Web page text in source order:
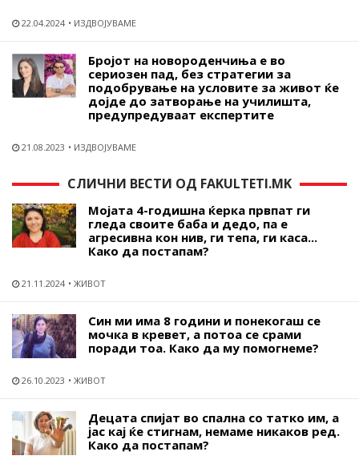
22.04.2024 ИЗДВОЈУВАМЕ
Бројот на новороденчиња е во
сериозен пад, без стратегии за
подобрување на условите за живот ќе
дојде до затворање на училишта,
предупредуваат експертите
21.08.2023 ИЗДВОЈУВАМЕ
СЛИЧНИ ВЕСТИ ОД FAKULTETI.MK
Мојата 4-годишна ќерка првпат ги
гледа своите баба и дедо, па е
агресивна кон нив, ги тепа, ги каса...
Како да постапам?
21.11.2024 ЖИВОТ
Син ми има 8 години и понекогаш се
мочка в кревет, а потоа се срами
поради тоа. Како да му помогнеме?
26.10.2023 ЖИВОТ
Децата спијат во спална со татко им, а
јас кај ќе стигнам, немаме никаков ред.
Како да постапам?